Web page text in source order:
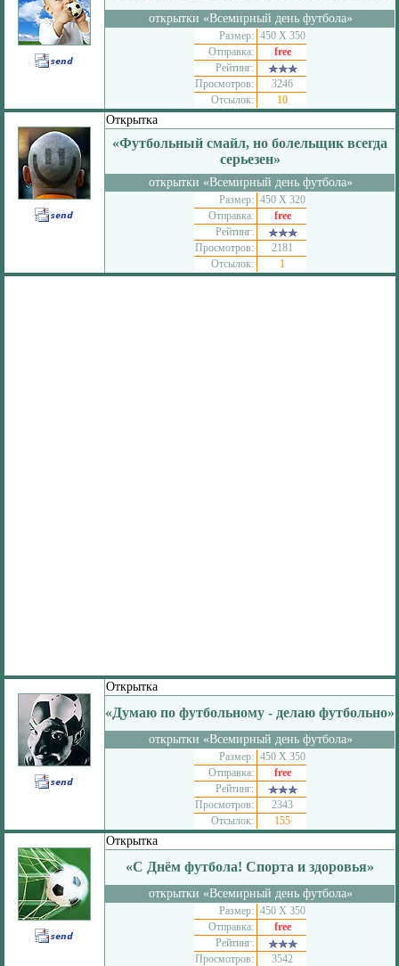
открытки «Всемирный день футбола»
Размер: 450 Х 350
Отправка:
free
Рейтинг:
Просмотров:
3246
Отсылок:
10
Открытка
«Футбольный смайл, но болельщик всегда
серьезен»
открытки «Всемирный день футбола»
Размер: 450 Х 320
Отправка:
free
Рейтинг:
Просмотров:
2181
Отсылок:
1
Открытка
«Думаю по футбольному - делаю футбольно»
открытки «Всемирный день футбола»
Размер: 450 Х 350
Отправка:
free
Рейтинг:
Просмотров:
2343
Отсылок:
155
Открытка
«С Днём футбола! Спорта и здоровья»
открытки «Всемирный день футбола»
Размер: 450 Х 350
Отправка:
free
Рейтинг:
Просмотров:
3542